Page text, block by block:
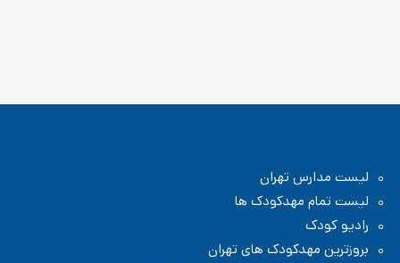
لیست مدارس تهران
لیست تمام مهدکودک ها
رادیو کودک
بروزترین مهدکودک های تهران